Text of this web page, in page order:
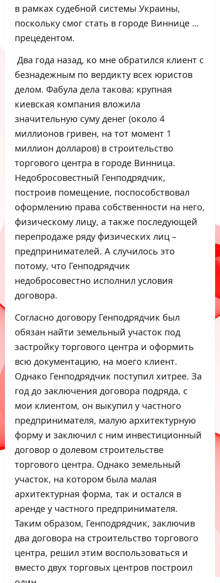
в рамках судебной системы Украины,
поскольку смог стать в городе Виннице …
прецедентом.
Два года назад, ко мне обратился клиент с
безнадежным по вердикту всех юристов
делом. Фабула дела такова: крупная
киевская компания вложила
значительную суму денег (около 4
миллионов гривен, на тот момент 1
миллион долларов) в строительство
торгового центра в городе Винница.
Недобросовестный Генподрядчик,
построив помещение, поспособствовал
оформлению права собственности на него,
физическому лицу, а также последующей
перепродаже ряду физических лиц –
предпринимателей. А случилось это
потому, что Генподрядчик
недобросовестно исполнил условия
договора.
Согласно договору Генподрядчик был
обязан найти земельный участок под
застройку торгового центра и оформить
всю документацию, на моего клиент.
Однако Генподрядчик поступил хитрее. За
год до заключения договора подряда, с
мои клиентом, он выкупил у частного
предпринимателя, малую архитектурную
форму и заключил с ним инвестиционный
договор о долевом строительстве
торгового центра. Однако земельный
участок, на котором была малая
архитектурная форма, так и остался в
аренде у частного предпринимателя.
Таким образом, Генподрядчик, заключив
два договора на строительство торгового
центра, решил этим воспользоваться и
вместо двух торговых центров построил